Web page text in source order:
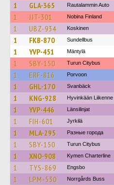
1 GLA-365 Rautalammin Auto
1 JJT-301 Nobina Finland
1 UBZ-934 Koskinen
1 FKB-870 Sundellbus
1 YVP-451 Mäntylä
1 SBY-150 Turun Citybus
1 ERF-816 Porvoon
1 GHL-170 Svanbäck
1 KNG-928 Hyvinkään Liikenne
1 YVP-446 Länsilinjat
1 FIH-601 Jyrkilä
1 MLA-295 Разные города
1 SBY-150 Turun Citybus
1 XNO-908 Kymen Charterline
1 TYS-869 Engsbo
1 LPM-530 Norrgårds Buss